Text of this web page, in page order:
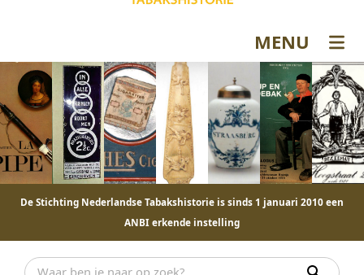
MENU
De Stichting Nederlandse Tabakshistorie is sinds 1 januari 2010 een
ANBI erkende instelling